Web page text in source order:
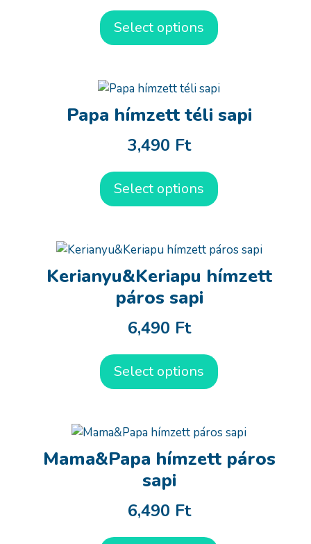
Select options
Papa hímzett téli sapi
3,490 Ft
Select options
Kerianyu&Keriapu hímzett
páros sapi
6,490 Ft
Select options
Mama&Papa hímzett páros
sapi
6,490 Ft